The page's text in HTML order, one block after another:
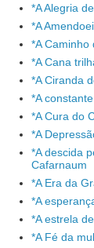
*A Alegria
*A
*A Caminho
*A Cana
*A Ciranda
*A
*A Cura do
*A
*A descida
Cafarnaum
*A Era da
*A
*A estrela
*A Fé da